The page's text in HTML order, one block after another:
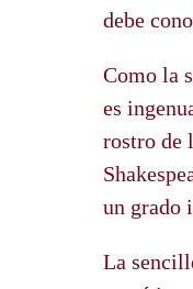
debe
Como la
es
rostro de
un grado
La